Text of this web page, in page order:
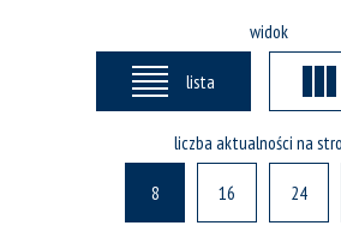
widok
lista
liczba aktualności na
8 16 24